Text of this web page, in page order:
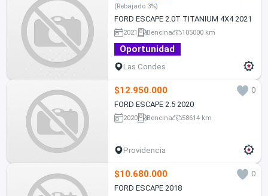
(Rebajado 3%)
FORD ESCAPE 2.0T TITANIUM 4X4 2021
2021 Bencina 105000 km
Oportunidad
Las Condes
$12.950.000
0
FORD ESCAPE 2.5 2020
2020 Bencina 58614 km
Providencia
$10.680.000
0
FORD ESCAPE 2018